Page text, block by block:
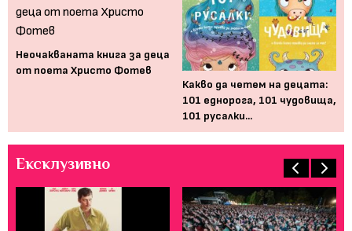
Неочакваната книга за деца
от поета Христо Фотев
Какво да четем на децата:
101 еднорога, 101 чудовища,
101 русалки...
Ексклузивно